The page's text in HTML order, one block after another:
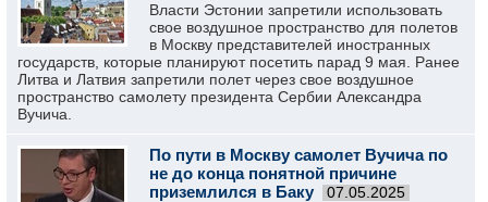
Власти Эстонии запретили использовать
свое воздушное пространство для полетов
в Москву представителей иностранных
государств, которые планируют посетить парад 9 мая. Ранее
Литва и Латвия запретили полет через свое воздушное
пространство самолету президента Сербии Александра
Вучича.
По пути в Москву самолет Вучича по
не до конца понятной причине
приземлился в Баку
07.05.2025